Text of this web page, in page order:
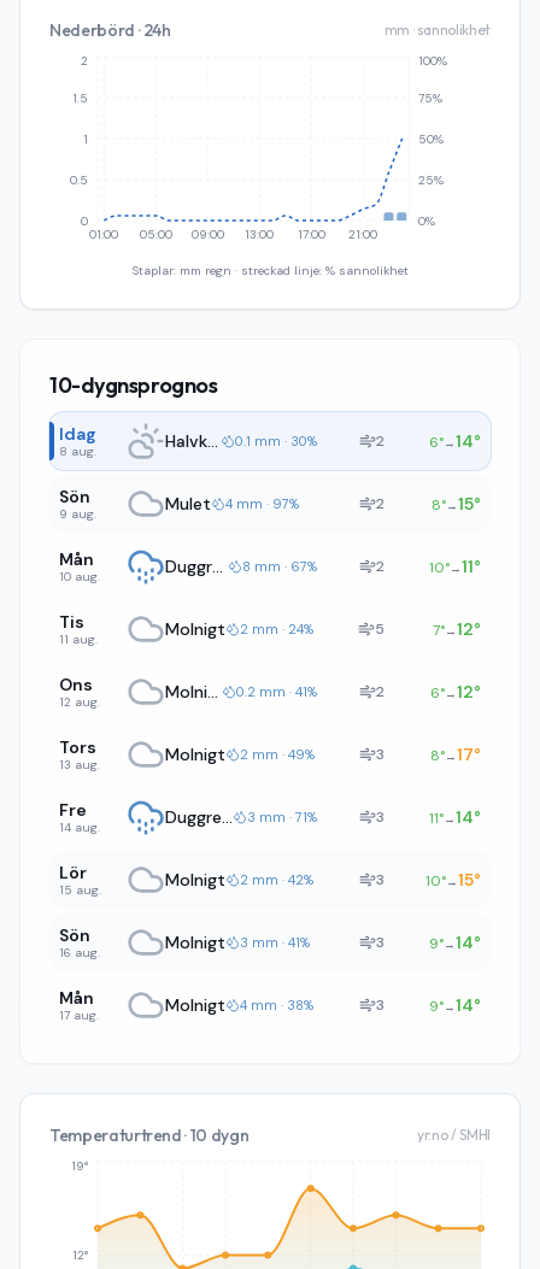
Nederbörd · 24h mm · sannolikhet
01:00 05:00 09:00 13:00 17:00 21:00
0
0.5
1
1.5
2
0%
25%
50%
75%
100%
Staplar: mm regn · streckad linje: % sannolikhet
10-dygnsprognos
Idag
8 aug. Halvklart 0.1 mm · 30% 2 6°→14°
Sön
9 aug. Mulet 4 mm · 97% 2 8°→15°
Mån
10 aug. Duggregn 8 mm · 67% 2 10°→11°
Tis
11 aug. Molnigt 2 mm · 24% 5 7°→12°
Ons
12 aug. Molnigt 0.2 mm · 41% 2 6°→12°
Tors
13 aug. Molnigt 2 mm · 49% 3 8°→17°
Fre
14 aug. Duggregn 3 mm · 71% 3 11°→14°
Lör
15 aug. Molnigt 2 mm · 42% 3 10°→15°
Sön
16 aug. Molnigt 3 mm · 41% 3 9°→14°
Mån
17 aug. Molnigt 4 mm · 38% 3 9°→14°
Temperaturtrend · 10 dygn yr.no / SMHI
12°
19°